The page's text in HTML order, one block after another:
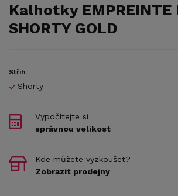
Kalhotky EMPREINTE
SHORTY GOLD
Střih
Shorty
Vypočítejte si
správnou velikost
Kde můžete vyzkoušet?
Zobrazit prodejny